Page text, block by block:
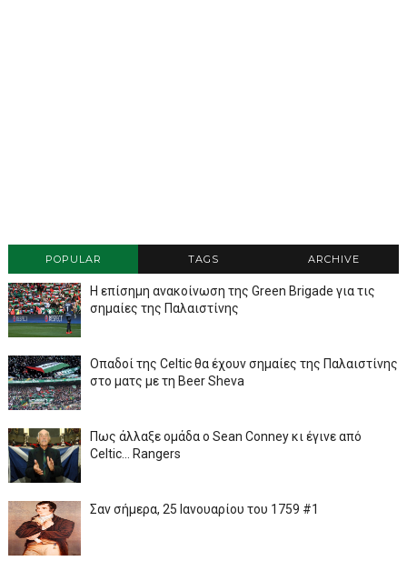
POPULAR TAGS ARCHIVE
Η επίσημη ανακοίνωση της Green Brigade για τις
σημαίες της Παλαιστίνης
Οπαδοί της Celtic θα έχουν σημαίες της Παλαιστίνης
στο ματς με τη Beer Sheva
Πως άλλαξε ομάδα ο Sean Conney κι έγινε από
Celtic... Rangers
Σαν σήμερα, 25 Ιανουαρίου του 1759 #1